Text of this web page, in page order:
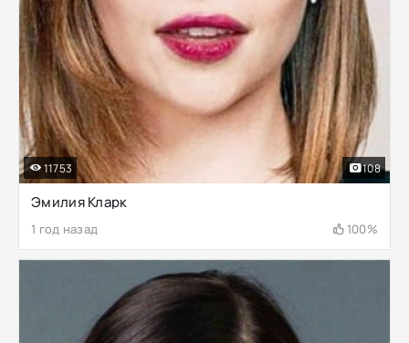
Эмилия Кларк
1 год назад 100%
11753 108